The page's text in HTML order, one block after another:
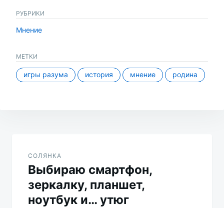
РУБРИКИ
Мнение
МЕТКИ
игры разума история мнение родина
записям
СОЛЯНКА
Выбираю смартфон,
зеркалку, планшет,
ноутбук и… утюг